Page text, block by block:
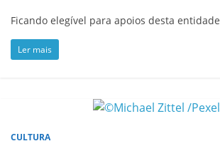
Ficando elegível para apoios desta entidade
Ler mais
CULTURA